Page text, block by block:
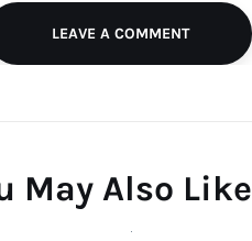
LEAVE A COMMENT
May Also Like